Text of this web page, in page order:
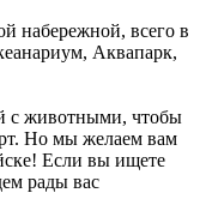
набережной, всего в
Аквапарк,
с животными, чтобы
Но мы желаем вам
Если вы ищете
рады вас